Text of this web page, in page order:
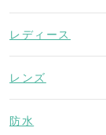
レディース
レンズ
防水